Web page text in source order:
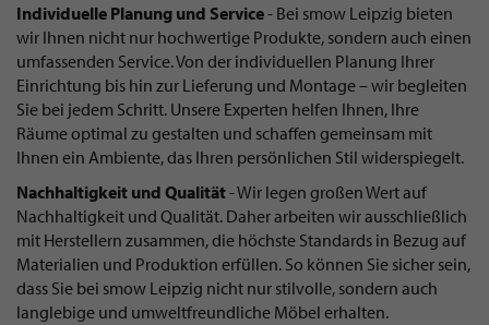
Individuelle Planung und Service- Bei smow Leipzig bieten
wir Ihnen nicht nur hochwertige Produkte, sondern auch einen
umfassenden Service. Von der individuellen Planung Ihrer
Einrichtung bis hin zur Lieferung und Montage – wir begleiten
Sie bei jedem Schritt. Unsere Experten helfen Ihnen, Ihre
Räume optimal zu gestalten und schaffen gemeinsam mit
Ihnen ein Ambiente, das Ihren persönlichen Stil widerspiegelt.
Nachhaltigkeit und Qualität- Wir legen großen Wert auf
Nachhaltigkeit und Qualität. Daher arbeiten wir ausschließlich
mit Herstellern zusammen, die höchste Standards in Bezug auf
Materialien und Produktion erfüllen. So können Sie sicher sein,
dass Sie bei smow Leipzig nicht nur stilvolle, sondern auch
langlebige und umweltfreundliche Möbel erhalten.